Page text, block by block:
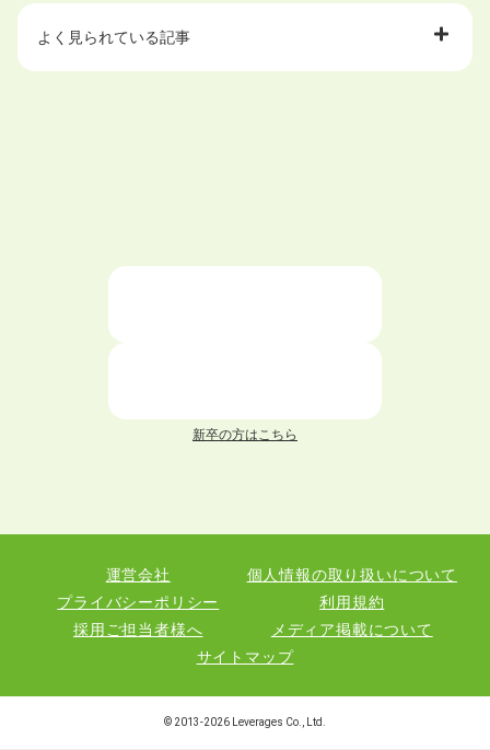
よく見られている記事
仕事が続かない人の特徴と対処法を解説！
面接 記事一覧
職務経歴書 記事一覧
退職 記事一覧
新卒の方はこちら
運営会社
個人情報の取り扱いについて
プライバシーポリシー
利用規約
採用ご担当者様へ
メディア掲載について
サイトマップ
© 2013-2026 Leverages Co., Ltd.